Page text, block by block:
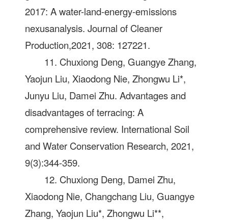
2017: A water-land-energy-emissions
nexusanalysis. Journal of Cleaner
Production,2021, 308: 127221.
11. Chuxiong Deng, Guangye Zhang,
Yaojun Liu, Xiaodong Nie, Zhongwu Li*,
Junyu Liu, Damei Zhu. Advantages and
disadvantages of terracing: A
comprehensive review. International Soil
and Water Conservation Research, 2021,
9(3):344-359.
12. Chuxiong Deng, Damei Zhu,
Xiaodong Nie, Changchang Liu, Guangye
Zhang, Yaojun Liu*, Zhongwu Li**,